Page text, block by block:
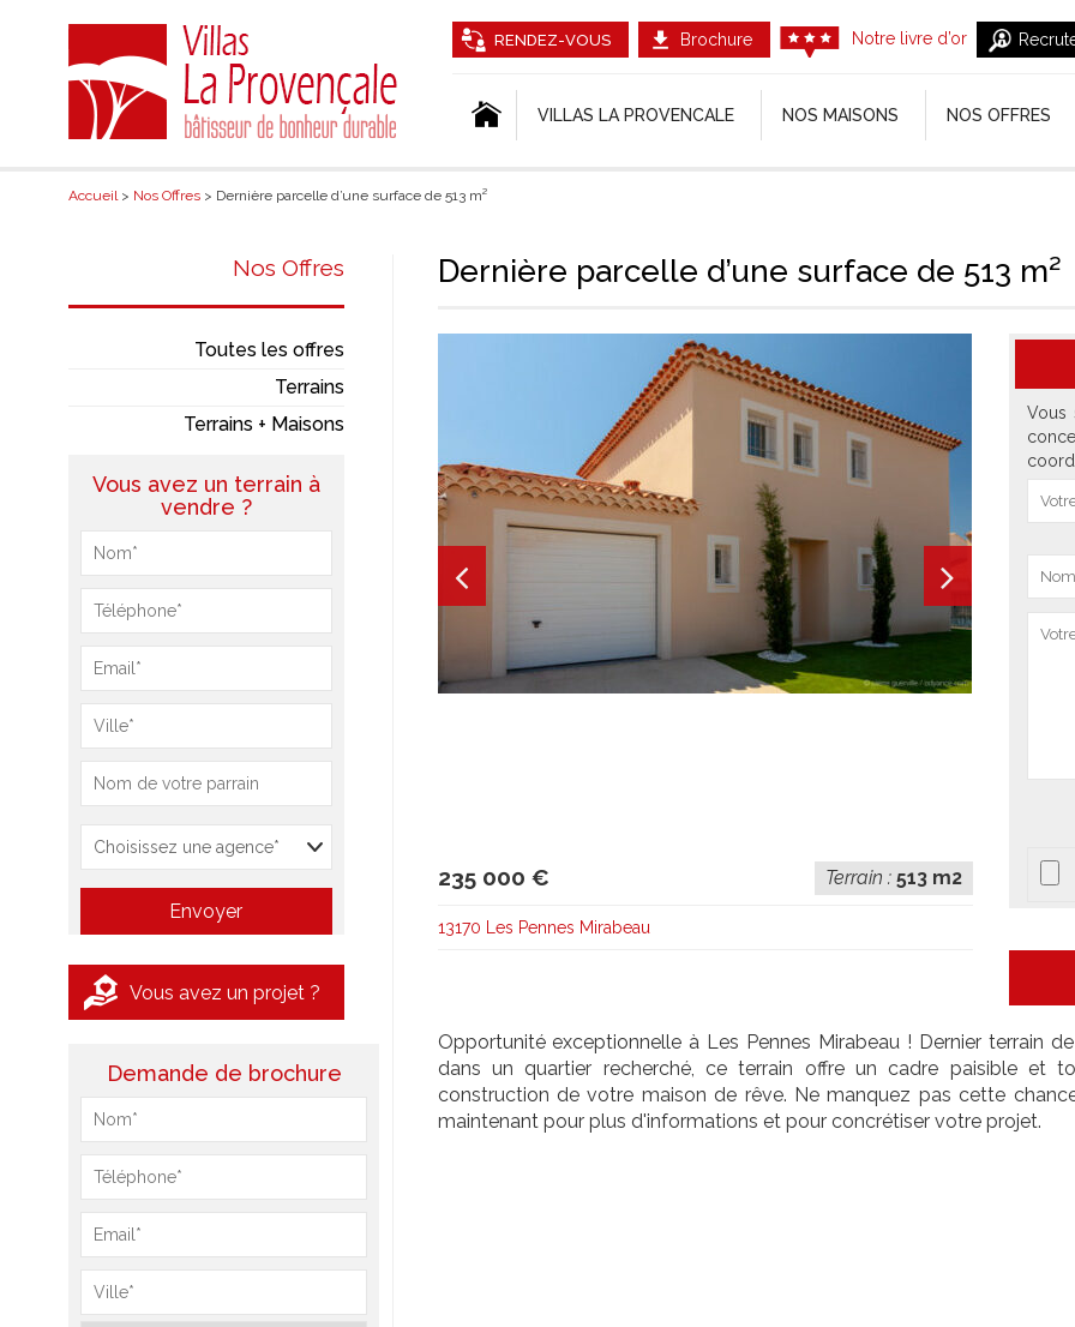
RENDEZ-VOUS Brochure Notre livre d’or
VILLAS LA PROVENCALE NOS MAISONS NOS OFFRES
Accueil> Nos Offres > Dernière parcelle d’une surface de 513 m²
Dernière parcelle d’une surface de 513 m²
235 000 € Terrain : 513 m2
13170 Les Pennes Mirabeau
Vous
Opportunité exceptionnelle à Les Pennes Mirabeau ! Dernier terrain
dans un quartier recherché, ce terrain offre un cadre paisible et
construction de votre maison de rêve. Ne manquez pas cette
maintenant pour plus d'informations et pour concrétiser votre projet.
Nos Offres
Toutes les offres
Terrains
Terrains + Maisons
Vous avez un terrain à
vendre ?
Vous avez un projet ?
Demande de brochure